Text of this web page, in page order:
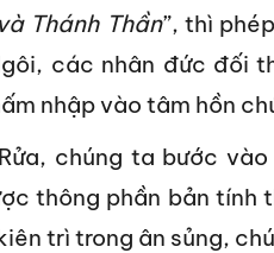
Thánh Thần”, thì
các nhân đức đối
nhập vào tâm hồn
chúng ta bước
thông phần bản
trì trong ân sủng,